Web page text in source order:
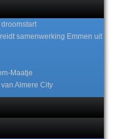
samenwerking Emmen uit
Maatje
Almere City